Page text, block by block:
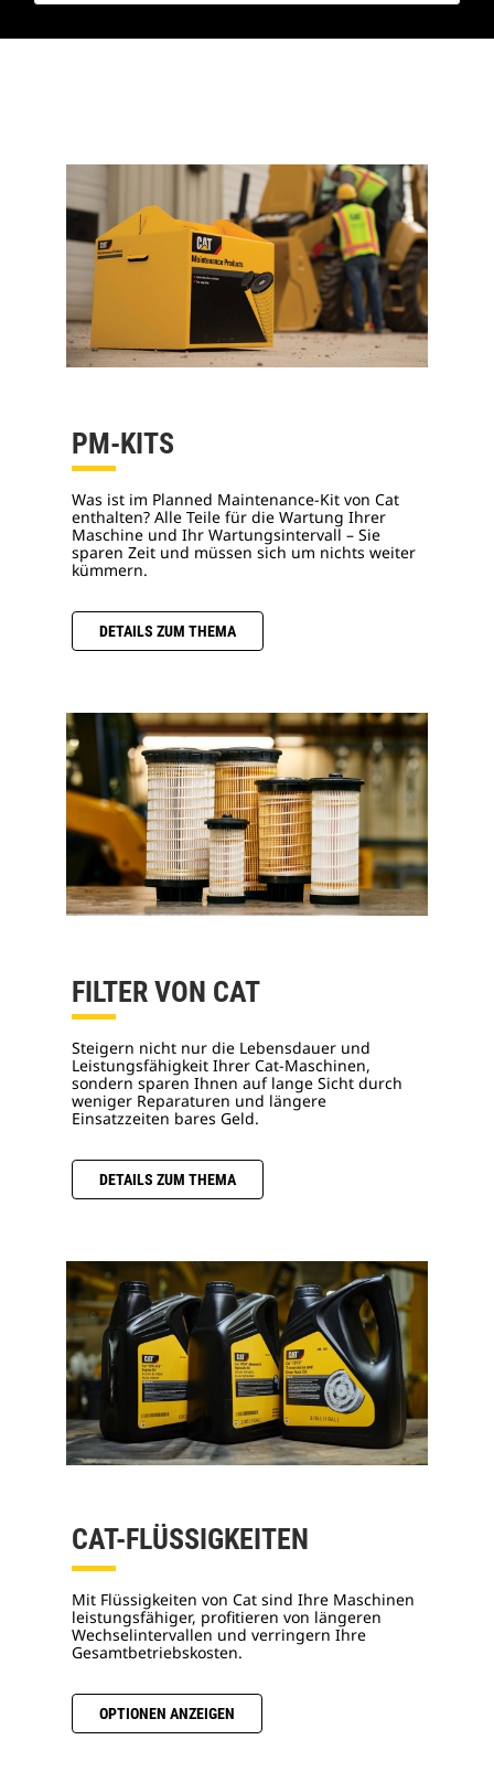
PM-KITS
Was ist im Planned Maintenance-Kit von Cat
enthalten? Alle Teile für die Wartung Ihrer
Maschine und Ihr Wartungsintervall – Sie
sparen Zeit und müssen sich um nichts weiter
kümmern.
DETAILS ZUM THEMA
FILTER VON CAT
Steigern nicht nur die Lebensdauer und
Leistungsfähigkeit Ihrer Cat-Maschinen,
sondern sparen Ihnen auf lange Sicht durch
weniger Reparaturen und längere
Einsatzzeiten bares Geld.
DETAILS ZUM THEMA
CAT-FLÜSSIGKEITEN
Mit Flüssigkeiten von Cat sind Ihre Maschinen
leistungsfähiger, profitieren von längeren
Wechselintervallen und verringern Ihre
Gesamtbetriebskosten.
OPTIONEN ANZEIGEN